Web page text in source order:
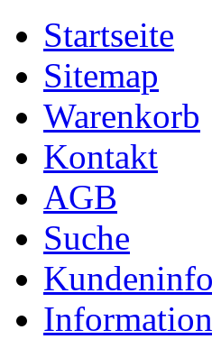
Startseite
Sitemap
Warenkorb
Kontakt
AGB
Suche
Kundeninfo